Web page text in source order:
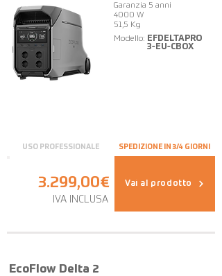
Garanzia 5 anni
4000 W
51,5 Kg
Modello: EFDELTAPRO
3-EU-CBOX
USO PROFESSIONALE SPEDIZIONE IN 3/4 GIORNI
3.299,00€
IVA INCLUSA
Vai al prodotto
EcoFlow Delta 2